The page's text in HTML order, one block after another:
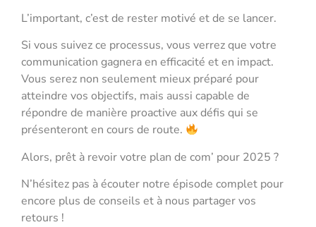
L’important, c’est de rester motivé et de se lancer.
Si vous suivez ce processus, vous verrez que votre
communication gagnera en efficacité et en impact.
Vous serez non seulement mieux préparé pour
atteindre vos objectifs, mais aussi capable de
répondre de manière proactive aux défis qui se
présenteront en cours de route.
Alors, prêt à revoir votre plan de com’ pour 2025 ?
N’hésitez pas à écouter notre épisode complet pour
encore plus de conseils et à nous partager vos
retours !